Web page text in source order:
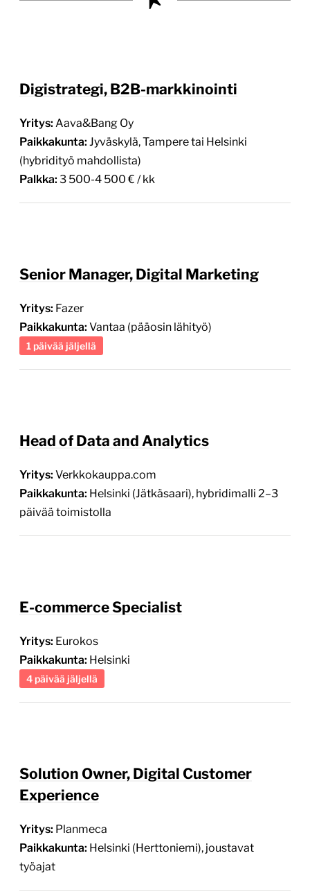
Digistrategi, B2B-markkinointi
Yritys: Aava&Bang Oy
Paikkakunta: Jyväskylä, Tampere tai Helsinki
(hybridityö mahdollista)
Palkka: 3 500-4 500 € / kk
Senior Manager, Digital Marketing
Yritys: Fazer
Paikkakunta: Vantaa (pääosin lähityö)
1 päivää jäljellä
Head of Data and Analytics
Yritys: Verkkokauppa.com
Paikkakunta: Helsinki (Jätkäsaari), hybridimalli 2–3
päivää toimistolla
E-commerce Specialist
Yritys: Eurokos
Paikkakunta: Helsinki
4 päivää jäljellä
Solution Owner, Digital Customer
Experience
Yritys: Planmeca
Paikkakunta: Helsinki (Herttoniemi), joustavat
työajat